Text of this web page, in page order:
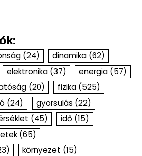
(24) dinamika (62)
elektronika (37) energia (57)
(20) fizika (525)
(24) gyorsulás (22)
(45) idő (15)
(65)
környezet (15)